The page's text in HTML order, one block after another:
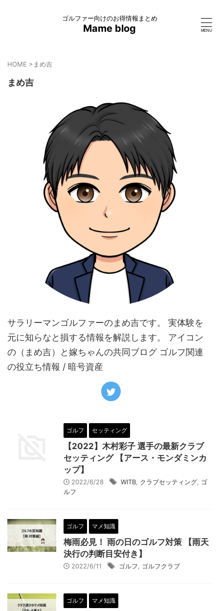
ゴルファー向けのお得情報まとめ
Mame blog
HOME > まめ吉
まめ吉
サラリーマンゴルファーのまめ吉です。 実体験を
元に知らなと損する情報を解説します。 アイコン
の（まめ吉）と嫁ちゃんの共同ブログ ゴルフ関連
の役立ち情報 / 暗号資産
ゴルフ セッティング
【2022】木村彩子 選手の最新クラブ
セッティング 【アース・モンダミンカ
ップ】
2022/6/28 WITB クラブセッティング
ゴ
ルフ
ゴルフ マメ知識
梅雨必見！ 雨の日のゴルフ対策 【雨天
決行の判断目安付き】
2022/6/11 ゴルフ ゴルフクラブ
ゴルフ マメ知識